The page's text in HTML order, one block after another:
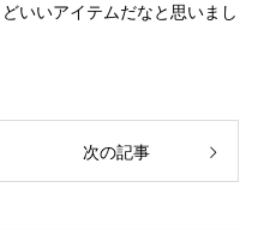
いいアイテムだなと思いまし
次の記事